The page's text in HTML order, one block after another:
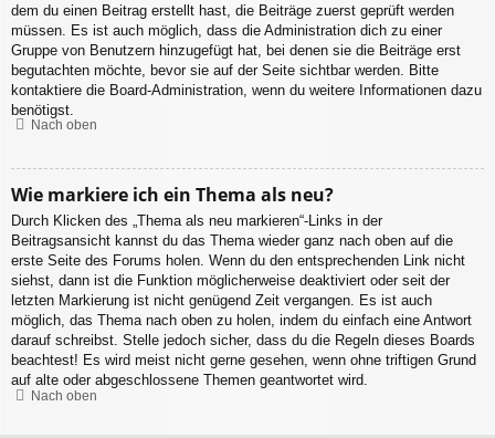
dem du einen Beitrag erstellt hast, die Beiträge zuerst geprüft werden
müssen. Es ist auch möglich, dass die Administration dich zu einer
Gruppe von Benutzern hinzugefügt hat, bei denen sie die Beiträge erst
begutachten möchte, bevor sie auf der Seite sichtbar werden. Bitte
kontaktiere die Board-Administration, wenn du weitere Informationen dazu
benötigst.
Nach oben
Wie markiere ich ein Thema als neu?
Durch Klicken des „Thema als neu markieren“-Links in der
Beitragsansicht kannst du das Thema wieder ganz nach oben auf die
erste Seite des Forums holen. Wenn du den entsprechenden Link nicht
siehst, dann ist die Funktion möglicherweise deaktiviert oder seit der
letzten Markierung ist nicht genügend Zeit vergangen. Es ist auch
möglich, das Thema nach oben zu holen, indem du einfach eine Antwort
darauf schreibst. Stelle jedoch sicher, dass du die Regeln dieses Boards
beachtest! Es wird meist nicht gerne gesehen, wenn ohne triftigen Grund
auf alte oder abgeschlossene Themen geantwortet wird.
Nach oben